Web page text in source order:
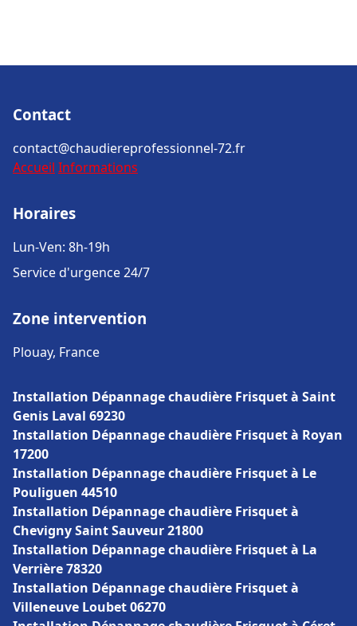
Contact
contact@chaudiereprofessionnel-72.fr
Accueil Informations
Horaires
Lun-Ven: 8h-19h
Service d'urgence 24/7
Zone intervention
Plouay, France
Installation Dépannage chaudière Frisquet à Saint
Genis Laval 69230
Installation Dépannage chaudière Frisquet à Royan
17200
Installation Dépannage chaudière Frisquet à Le
Pouliguen 44510
Installation Dépannage chaudière Frisquet à
Chevigny Saint Sauveur 21800
Installation Dépannage chaudière Frisquet à La
Verrière 78320
Installation Dépannage chaudière Frisquet à
Villeneuve Loubet 06270